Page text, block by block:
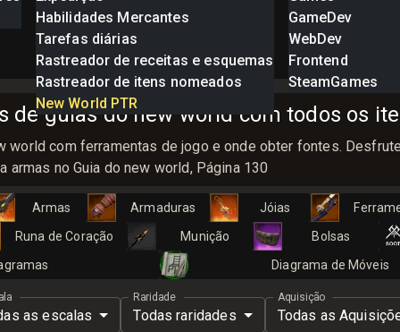
Habilidades Mercantes
Tarefas diárias
Rastreador de receitas e esquemas
Rastreador de itens nomeados
New World PTR
GameDev
WebDev
Frontend
SteamGames
de guias do new world com todos os
world com ferramentas de jogo e onde obter fontes.
armas no Guia do new world, Página 130
Armas Armaduras Jóias
Runa de Coração
Munição
Bolsas
Diagrama de Móveis
as escalas
Raridade
Todas raridades
Aquisição
Todas as